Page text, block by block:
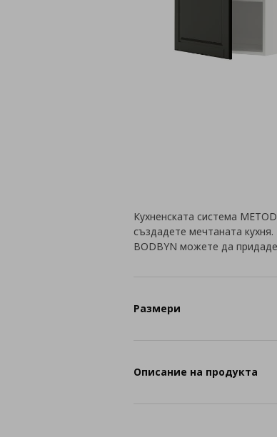
Кухненската система
създадете мечтаната
BODBYN можете да
Размери
Описание на продукта